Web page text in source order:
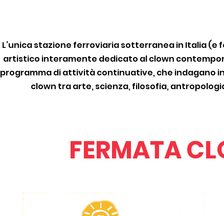
L’unica stazione ferroviaria sotterranea in Italia (e
artistico interamente dedicato al clown
programma di attività continuative, che indagano
clown tra arte, scienza, filosofia,
FERMATA